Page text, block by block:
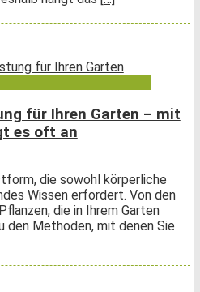
für Ihren Garten – mit
es oft an
die sowohl körperliche
Wissen erfordert. Von den
die in Ihrem Garten
den Methoden, mit denen Sie